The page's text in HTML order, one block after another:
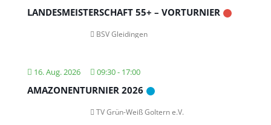
LANDESMEISTERSCHAFT 55+ – VORTURNIER
BSV Gleidingen
16. Aug. 2026 09:30- 17:00
AMAZONENTURNIER 2026
TV Grün-Weiß Goltern e.V.